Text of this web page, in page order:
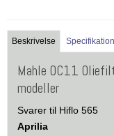
Beskrivelse
Mahle OC11
modeller
Svarer til Hiflo 565
Aprilia